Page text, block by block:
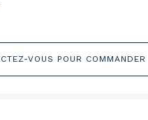
VOUS POUR COMMANDER